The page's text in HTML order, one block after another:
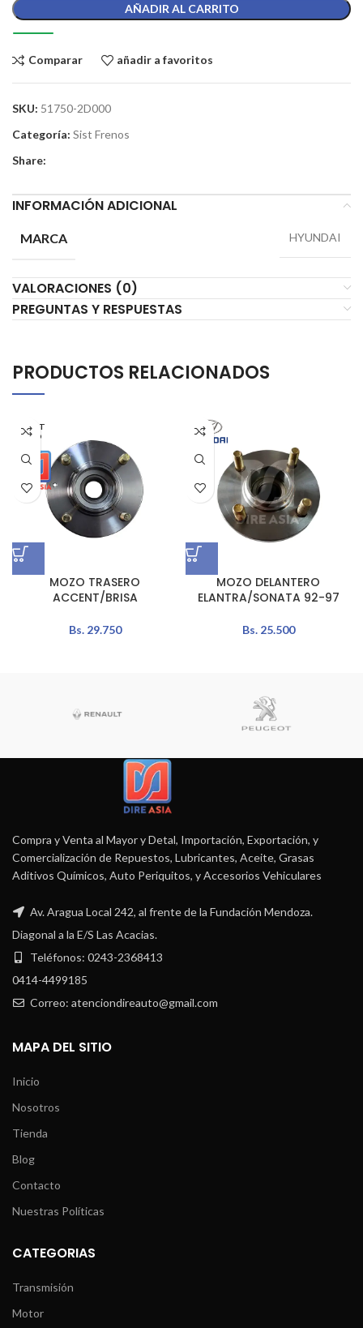
AÑADIR AL CARRITO
Comparar añadir a favoritos
SKU: 51750-2D000
Categoría: Sist Frenos
Share:
INFORMACIÓN ADICIONAL
MARCA HYUNDAI
VALORACIONES (0)
PREGUNTAS Y RESPUESTAS
PRODUCTOS RELACIONADOS
AGOT
ADO
MOZO TRASERO
ACCENT/BRISA
Bs.29.750
MOZO DELANTERO
ELANTRA/SONATA 92-97
Bs.25.500
Compra y Venta al Mayor y Detal, Importación, Exportación, y
Comercialización de Repuestos, Lubricantes, Aceite, Grasas
Aditivos Químicos, Auto Periquitos, y Accesorios Vehiculares
Av. Aragua Local 242, al frente de la Fundación Mendoza.
Diagonal a la E/S Las Acacias.
Teléfonos: 0243-2368413
0414-4499185
Correo: atenciondireauto@gmail.com
MAPA DEL SITIO
Inicio
Nosotros
Tienda
Blog
Contacto
Nuestras Políticas
CATEGORIAS
Transmisión
Motor